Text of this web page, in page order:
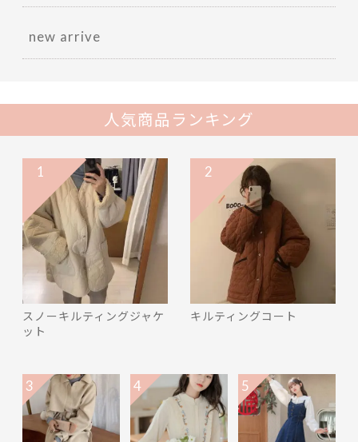
new arrive
人気商品ランキング
スノーキルティングジャケ
ット
1
キルティングコート
2
3 4 5